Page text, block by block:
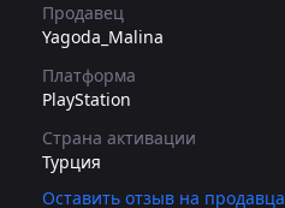
Продавец
Yagoda_Malina
Платформа
PlayStation
Страна активации
Турция
Оставить отзыв на продавца